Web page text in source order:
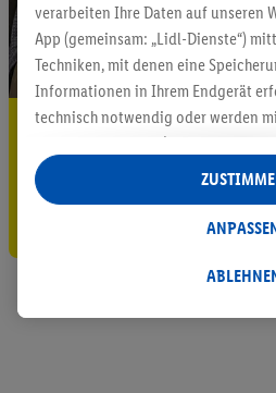
5.95 € Versand
Gutschein
verarbeiten Ihre Daten auf unseren
App (gemeinsam: „Lidl-Dienste“)
Techniken, mit denen eine
Informationen in Ihrem Endgerät
technisch notwendig oder werden
auch durch Partner (u.a.
Verantwortliche; im Zusammenhang
insgesamt
Statistik-Erstellung oder für
Datenverarbeitungen für